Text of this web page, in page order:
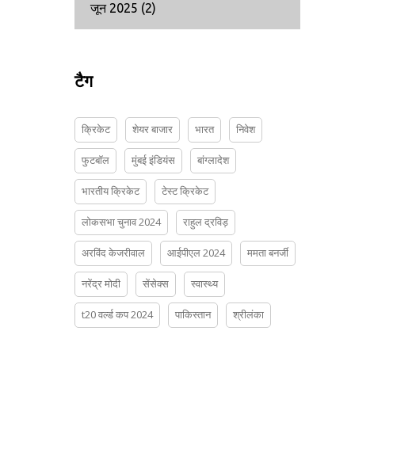
जून 2025 (2)
टैग
क्रिकेट शेयर बाजार भारत निवेश
फुटबॉल मुंबई इंडियंस बांग्लादेश
भारतीय क्रिकेट टेस्ट क्रिकेट
लोकसभा चुनाव 2024 राहुल द्रविड़
अरविंद केजरीवाल आईपीएल 2024 ममता बनर्जी
नरेंद्र मोदी सेंसेक्स स्वास्थ्य
t20 वर्ल्ड कप 2024 पाकिस्तान श्रीलंका